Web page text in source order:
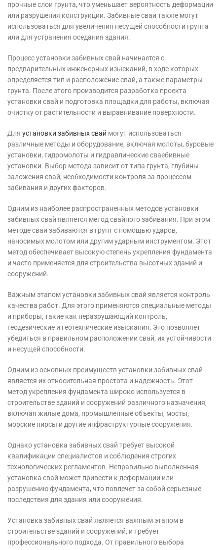
прочные слои грунта, что уменьшает вероятность деформации
или разрушения конструкции. Забивные сваи также могут
использоваться для увеличения несущей способности грунта
или для устранения оседания здания.
Процесс установки забивных свай начинается с
предварительных инженерных изысканий, в ходе которых
определяется тип и расположение свай, а также параметры
грунта. После этого производится разработка проекта
установки свай и подготовка площадки для работы, включая
очистку от растительности и выравнивание поверхности.
Для установки забивных свай могут использоваться
различные методы и оборудование, включая молоты, буровые
установки, гидромолоты и гидравлические сваебивные
установки. Выбор метода зависит от типа грунта, глубины
заложения свай, необходимости контроля за процессом
забивания и других факторов.
Одним из наиболее распространенных методов установки
забивных свай является метод свайного забивания. При этом
методе сваи забиваются в грунт с помощью ударов,
наносимых молотом или другим ударным инструментом. Этот
метод обеспечивает высокую степень укрепления фундамента
и часто применяется для строительства высотных зданий и
сооружений.
Важным этапом установки забивных свай является контроль
качества работ. Для этого применяются специальные методы
и приборы, такие как неразрушающий контроль,
геодезические и геотехнические изыскания. Это позволяет
убедиться в правильном расположении свай, их устойчивости
и несущей способности.
Одним из основных преимуществ установки забивных свай
является их относительная простота и надежность. Этот
метод укрепления фундамента широко используется в
строительстве зданий и сооружений различного назначения,
включая жилые дома, промышленные объекты, мосты,
морские пирсы и другие инфраструктурные сооружения.
Однако установка забивных свай требует высокой
квалификации специалистов и соблюдения строгих
технологических регламентов. Неправильно выполненная
установка свай может привести к деформации или
разрушению фундамента, что повлечет за собой серьезные
последствия для здания или сооружения.
Установка забивных свай является важным этапом в
строительстве зданий и сооружений, и требует
профессионального подхода. От правильного выбора